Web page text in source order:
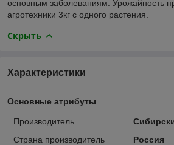
основным заболеваниям. Урожайность
агротехники 3кг с одного растения.
Скрыть
Характеристики
Основные атрибуты
Производитель
Страна производитель
Россия